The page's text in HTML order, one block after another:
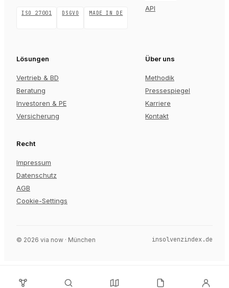
ISO 27001 DSGVO MADE IN DE
API
Lösungen
Vertrieb & BD
Beratung
Investoren & PE
Versicherung
Über uns
Methodik
Pressespiegel
Karriere
Kontakt
Recht
Impressum
Datenschutz
AGB
Cookie-Settings
© 2026 via now · München insolvenzindex.de